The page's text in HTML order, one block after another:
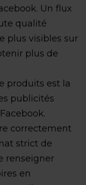
Un flux
qualité
plus visibles sur
plus de
produits est la
publicités
correctement
strict de
renseigner
en